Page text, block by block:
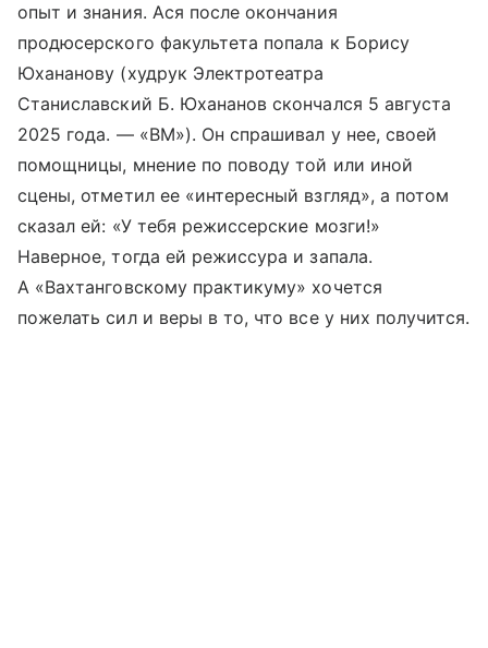
опыт и знания. Ася после окончания
продюсерского факультета попала к Борису
Юхананову (худрук Электротеатра
Станиславский Б. Юхананов скончался 5 августа
2025 года. — «ВМ»). Он спрашивал у нее, своей
помощницы, мнение по поводу той или иной
сцены, отметил ее «интересный взгляд», а потом
сказал ей: «У тебя режиссерские мозги!»
Наверное, тогда ей режиссура и запала.
А «Вахтанговскому практикуму» хочется
пожелать сил и веры в то, что все у них получится.